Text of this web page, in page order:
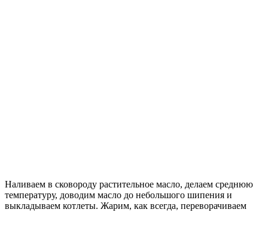
Наливаем в сковороду растительное масло, делаем среднюю
температуру, доводим масло до небольшого шипения и
выкладываем котлеты. Жарим, как всегда, переворачиваем